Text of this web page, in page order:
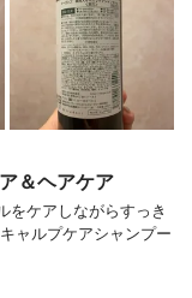
＆ヘアケア
をケアしながらすっき
ャルプケアシャンプー